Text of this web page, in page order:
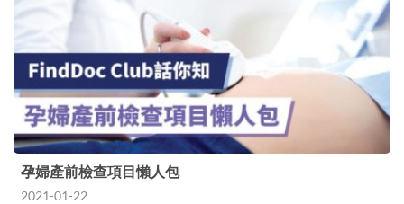
孕婦產前檢查項目懶人包
2021-01-22